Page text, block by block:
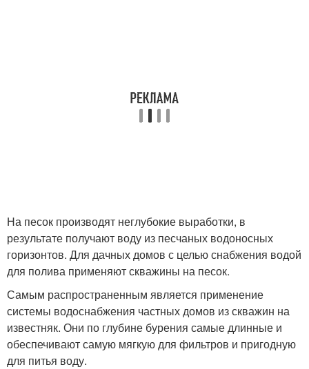
На песок производят неглубокие выработки, в
результате получают воду из песчаных водоносных
горизонтов. Для дачных домов с целью снабжения водой
для полива применяют скважины на песок.
Самым распространенным является применение
системы водоснабжения частных домов из скважин на
известняк. Они по глубине бурения самые длинные и
обеспечивают самую мягкую для фильтров и пригодную
для питья воду.